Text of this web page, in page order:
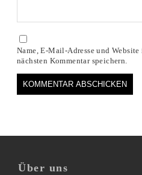
Name, E-Mail-Adresse und
nächsten Kommentar speichern.
Über uns